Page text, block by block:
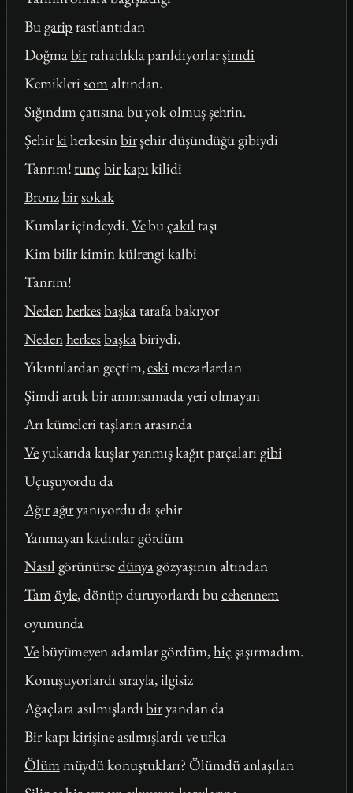
Bugariprastlantıdan
Doğmabirrahatlıkla parıldıyorlarşimdi
Kemiklerisomaltından.
Sığındım çatısına buyokolmuş şehrin.
Şehirki herkesinbirşehir düşündüğü gibiydi
Tanrım! tunç birkapıkilidi
Bronzbirsokak
Kumlar içindeydi.Vebuçakıl taşı
Kimbilir kimin külrengi kalbi
Tanrım!
Nedenherkesbaşkatarafa bakıyor
Nedenherkesbaşkabiriydi.
Yıkıntılardan geçtim,eski mezarlardan
Şimdi artıkbiranımsamada yeri olmayan
Arı kümeleri taşların arasında
Veyukarıda kuşlar yanmış kağıt parçaları gibi
Uçuşuyordu da
Ağırağıryanıyordu da şehir
Yanmayan kadınlar gördüm
Nasıl görünürsedünyagözyaşının altından
Tamöyle, dönüp duruyorlardı bucehennem
oyununda
Vebüyümeyen adamlar gördüm,hiç şaşırmadım.
Konuşuyorlardı sırayla, ilgisiz
Ağaçlara asılmışlardıbiryandan da
Birkapı kirişine asılmışlardı veufka
Ölümmüydü konuştukları? Ölümdü anlaşılan